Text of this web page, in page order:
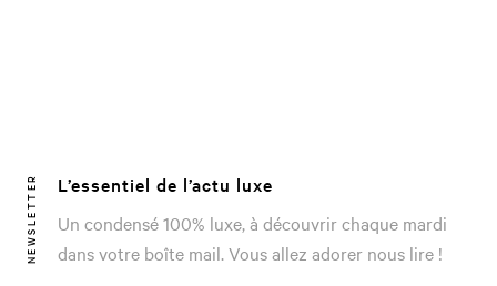
NEWSLETTER
L’essentiel de l’actu luxe
Un condensé 100% luxe, à découvrir chaque mardi
dans votre boîte mail. Vous allez adorer nous lire !